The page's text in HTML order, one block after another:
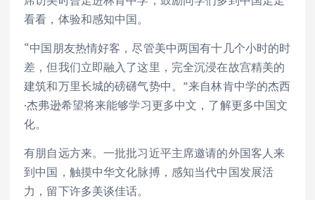
看看，体验和感知中国。
“中国朋友热情好客，尽管美中两国有十几个小时的时
差，但我们立即融入了这里，完全沉浸在故宫精美的
建筑和万里长城的磅礴气势中。”来自林肯中学的杰西
·杰弗逊希望将来能够学习更多中文，了解更多中国文
化。
有朋自远方来。一批批习近平主席邀请的外国客人来
到中国，触摸中华文化脉搏，感知当代中国发展活
力，留下许多美谈佳话。